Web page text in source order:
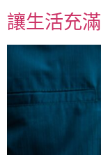
讓生活充